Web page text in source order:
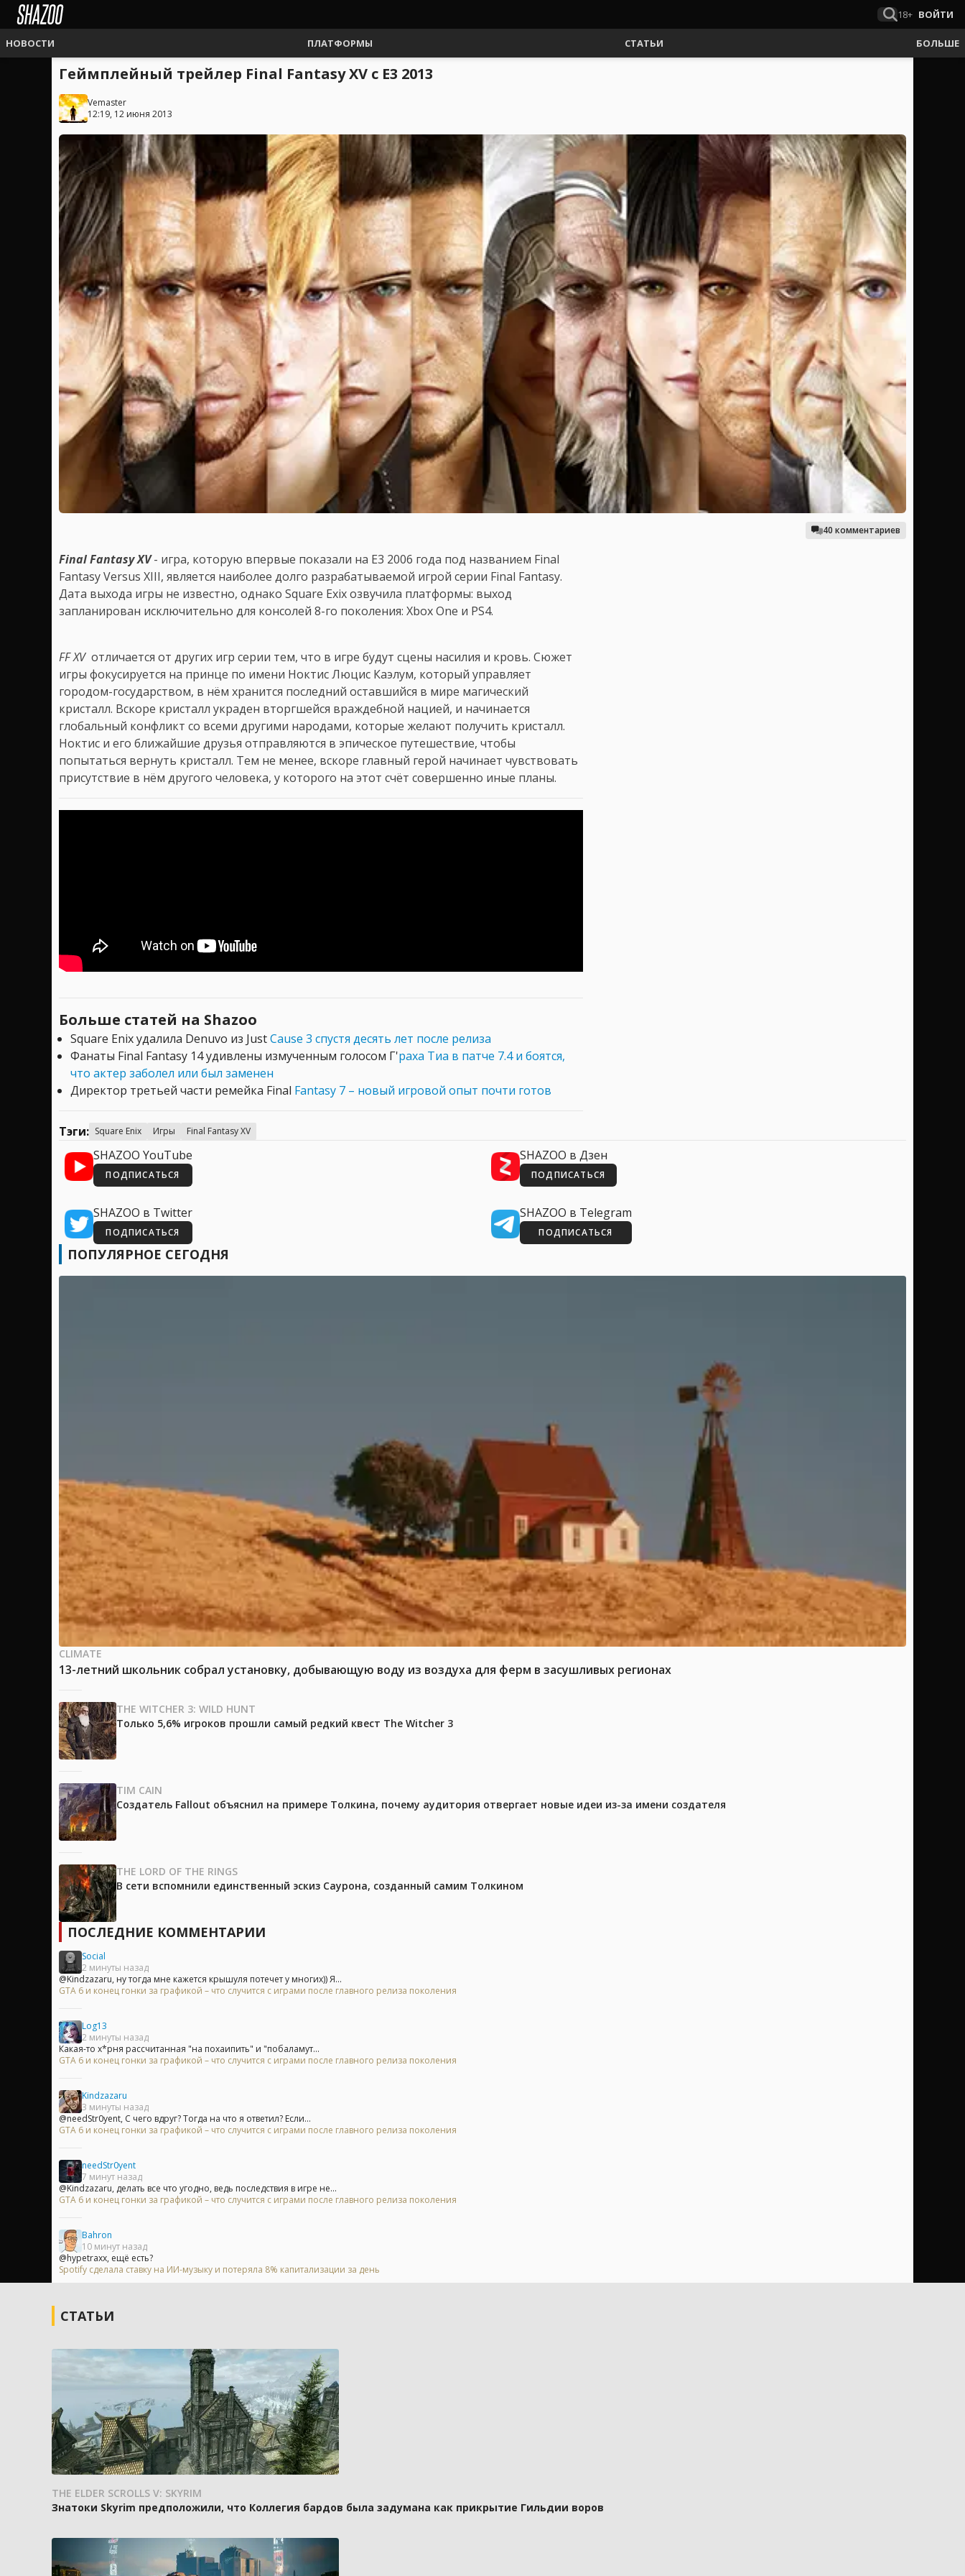
18+ ВОЙТИ
НОВОСТИ ПЛАТФОРМЫ СТАТЬИ БОЛЬШЕ
Геймплейный трейлер Final Fantasy XV с E3 2013
Vemaster
12:19, 12 июня 2013
40 комментариев
Final Fantasy XV- игра, которую впервые показали на E3 2006 года под названием Final
Fantasy Versus XIII, является наиболее долго разрабатываемой игрой серии Final Fantasy.
Дата выхода игры не известно, однако Square Exix озвучила платформы: выход
запланирован исключительно для консолей 8-го поколения: Xbox One и PS4.
FF XVотличается от других игр серии тем, что в игре будут сцены насилия и кровь. Сюжет
игры фокусируется на принце по имени Ноктис Люцис Каэлум, который управляет
городом-государством, в нём хранится последний оставшийся в мире магический
кристалл. Вскоре кристалл украден вторгшейся враждебной нацией, и начинается
глобальный конфликт со всеми другими народами, которые желают получить кристалл.
Ноктис и его ближайшие друзья отправляются в эпическое путешествие, чтобы
попытаться вернуть кристалл. Тем не менее, вскоре главный герой начинает чувствовать
присутствие в нём другого человека, у которого на этот счёт совершенно иные планы.
Больше статей на Shazoo
Square Enix удалила Denuvo из JustCause 3 спустя десять лет после релиза
Фанаты Final Fantasy 14 удивлены измученным голосом Г'раха Тиа в патче 7.4 и боятся,
что актер заболел или был заменен
Директор третьей части ремейка Final Fantasy 7 – новый игровой опыт почти готов
Тэги: Square Enix Игры Final Fantasy XV
SHAZOO YouTube
ПОДПИСАТЬСЯ
SHAZOO в Дзен
ПОДПИСАТЬСЯ
SHAZOO в Twitter
ПОДПИСАТЬСЯ
SHAZOO в Telegram
ПОДПИСАТЬСЯ
ПОПУЛЯРНОЕ СЕГОДНЯ
CLIMATE
13-летний школьник собрал установку, добывающую воду из воздуха для ферм в засушливых регионах
THE WITCHER 3: WILD HUNT
Только 5,6% игроков прошли самый редкий квест The Witcher 3
TIM CAIN
Создатель Fallout объяснил на примере Толкина, почему аудитория отвергает новые идеи из-за имени создателя
THE LORD OF THE RINGS
В сети вспомнили единственный эскиз Саурона, созданный самим Толкином
ПОСЛЕДНИЕ КОММЕНТАРИИ
Social
2 минуты назад
@Kindzazaru, ну тогда мне кажется крышуля потечет у многих)) Я...
GTA 6 и конец гонки за графикой – что случится с играми после главного релиза поколения
Log13
2 минуты назад
Какая-то х*рня рассчитанная "на похаипить" и "побаламут...
GTA 6 и конец гонки за графикой – что случится с играми после главного релиза поколения
Kindzazaru
3 минуты назад
@needStr0yent, С чего вдруг? Тогда на что я ответил? Если...
GTA 6 и конец гонки за графикой – что случится с играми после главного релиза поколения
needStr0yent
7 минут назад
@Kindzazaru, делать все что угодно, ведь последствия в игре не...
GTA 6 и конец гонки за графикой – что случится с играми после главного релиза поколения
Bahron
10 минут назад
@hypetraxx, ещё есть?
Spotify сделала ставку на ИИ-музыку и потеряла 8% капитализации за день
СТАТЬИ
THE ELDER SCROLLS V: SKYRIM
Знатоки Skyrim предположили, что Коллегия бардов была задумана как прикрытие Гильдии воров